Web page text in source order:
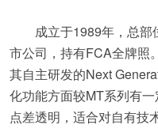
成立于1989年，总
市公司，持有FCA全牌照
其自主研发的Next
化功能方面较MT系列有
点差透明，适合对自有技